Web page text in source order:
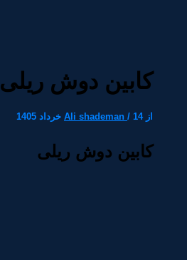
کابین دوش ریلی
از Ali shademan / 14 خرداد 1405
کابین دوش ریلی